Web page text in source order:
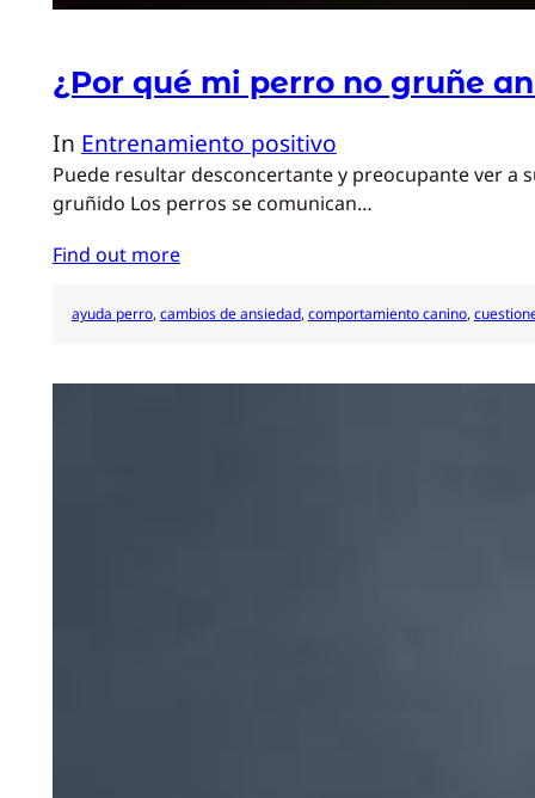
¿Por qué mi perro no gruñe
In Entrenamiento positivo
Puede resultar desconcertante y preocupante ver
gruñido Los perros se comunican…
Find out more
ayuda perro, cambios de ansiedad, comportamiento canino,